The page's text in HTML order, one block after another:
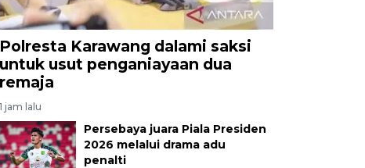
Polresta Karawang dalami saksi
untuk usut penganiayaan dua
remaja
1 jam lalu
Persebaya juara Piala Presiden
2026 melalui drama adu
penalti